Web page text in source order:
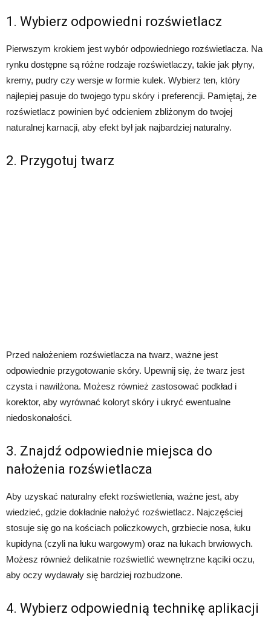
1. Wybierz odpowiedni rozświetlacz
Pierwszym krokiem jest wybór odpowiedniego rozświetlacza. Na
rynku dostępne są różne rodzaje rozświetlaczy, takie jak płyny,
kremy, pudry czy wersje w formie kulek. Wybierz ten, który
najlepiej pasuje do twojego typu skóry i preferencji. Pamiętaj, że
rozświetlacz powinien być odcieniem zbliżonym do twojej
naturalnej karnacji, aby efekt był jak najbardziej naturalny.
2. Przygotuj twarz
Przed nałożeniem rozświetlacza na twarz, ważne jest
odpowiednie przygotowanie skóry. Upewnij się, że twarz jest
czysta i nawilżona. Możesz również zastosować podkład i
korektor, aby wyrównać koloryt skóry i ukryć ewentualne
niedoskonałości.
3. Znajdź odpowiednie miejsca do
nałożenia rozświetlacza
Aby uzyskać naturalny efekt rozświetlenia, ważne jest, aby
wiedzieć, gdzie dokładnie nałożyć rozświetlacz. Najczęściej
stosuje się go na kościach policzkowych, grzbiecie nosa, łuku
kupidyna (czyli na łuku wargowym) oraz na łukach brwiowych.
Możesz również delikatnie rozświetlić wewnętrzne kąciki oczu,
aby oczy wydawały się bardziej rozbudzone.
4. Wybierz odpowiednią technikę aplikacji